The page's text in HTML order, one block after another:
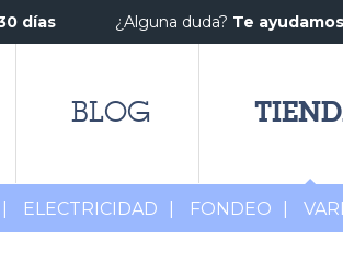
días ¿Alguna duda? Te ayudamos
BLOG
ELECTRICIDAD FONDEO